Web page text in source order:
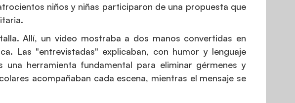
niños y niñas participaron de una propuesta que
Allí, un video mostraba a dos manos convertidas en
Las "entrevistadas" explicaban, con humor y lenguaje
herramienta fundamental para eliminar gérmenes y
acompañaban cada escena, mientras el mensaje se